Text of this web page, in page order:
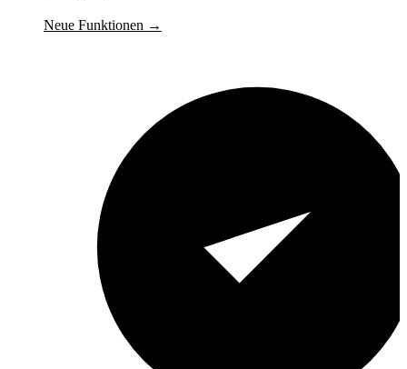
Neue Funktionen →